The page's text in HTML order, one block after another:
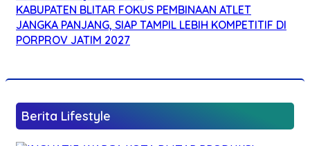
KABUPATEN BLITAR FOKUS PEMBINAAN ATLET
JANGKA PANJANG, SIAP TAMPIL LEBIH KOMPETITIF DI
PORPROV JATIM 2027
Berita Lifestyle